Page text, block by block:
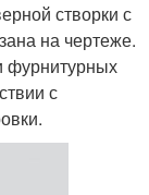
створки с
на чертеже.
фурнитурных
с